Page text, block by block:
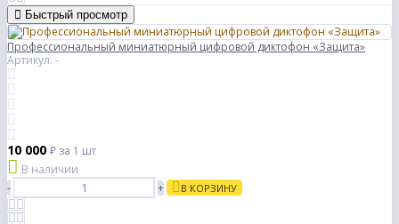
Быстрый просмотр
Профессиональный миниатюрный цифровой диктофон «Защита»
Артикул: -
10 000 ₽ за 1 шт
В наличии
-
+ В КОРЗИНУ